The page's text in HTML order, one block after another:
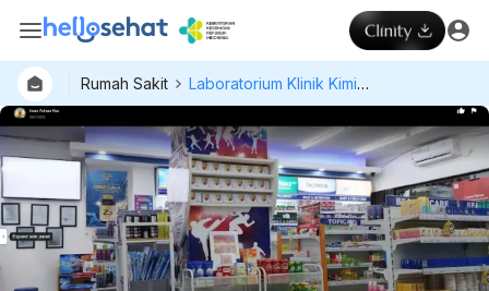
Rumah Sakit Laboratorium Klinik Kimia Farma Depok